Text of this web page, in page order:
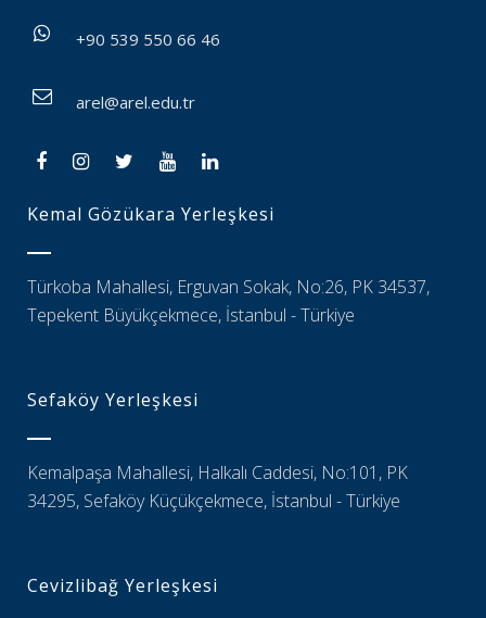
+90 539 550 66 46
arel@arel.edu.tr
Kemal Gözükara Yerleşkesi
Türkoba Mahallesi, Erguvan Sokak, No:26, PK 34537,
Tepekent Büyükçekmece, İstanbul - Türkiye
Sefaköy Yerleşkesi
Kemalpaşa Mahallesi, Halkalı Caddesi, No:101, PK
34295, Sefaköy Küçükçekmece, İstanbul - Türkiye
Cevizlibağ Yerleşkesi